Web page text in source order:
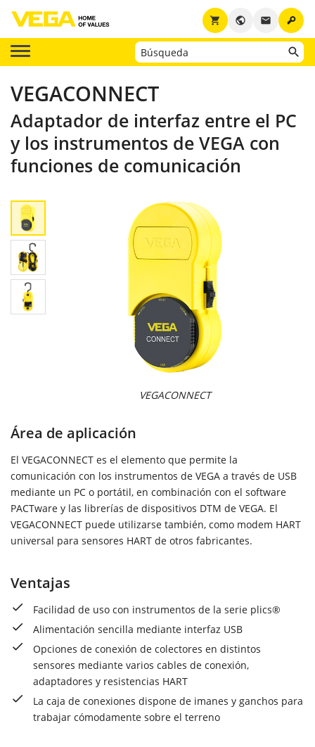
key
email
public
shopping_cart
VEGACONNECT
Adaptador de interfaz entre el PC
y los instrumentos de VEGA con
funciones de comunicación
VEGACONNECT
Área de aplicación
El VEGACONNECT es el elemento que permite la
comunicación con los instrumentos de VEGA a través de USB
mediante un PC o portátil, en combinación con el software
PACTware y las librerías de dispositivos DTM de VEGA. El
VEGACONNECT puede utilizarse también, como modem HART
universal para sensores HART de otros fabricantes.
Ventajas
Facilidad de uso con instrumentos de la serie plics®
Alimentación sencilla mediante interfaz USB
Opciones de conexión de colectores en distintos
sensores mediante varios cables de conexión,
adaptadores y resistencias HART
La caja de conexiones dispone de imanes y ganchos para
trabajar cómodamente sobre el terreno